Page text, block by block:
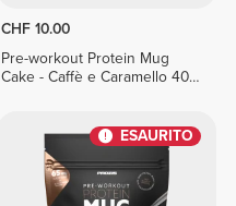
CHF 10.00
Pre-workout Protein Mug
Cake - Caffè e Caramello 400
ESAURITO